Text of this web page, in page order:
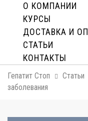
О КОМПАНИИ
КУРСЫ
ДОСТАВКА И
СТАТЬИ
КОНТАКТЫ
Гепатит Стоп Статьи
заболевания